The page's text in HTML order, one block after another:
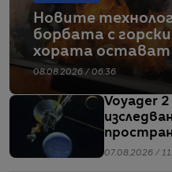
Новите
борбата с
хората остават
08.08.2026 / 06:36
Voyager
07.08.2026 /